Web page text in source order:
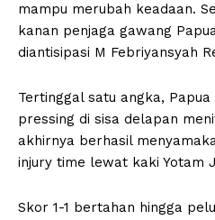
mampu merubah keadaan.
kanan penjaga gawang
diantisipasi M Febriyansyah
Tertinggal satu angka,
pressing di sisa delapan
akhirnya berhasil
injury time lewat kaki Yotam
Skor 1-1 bertahan hingga